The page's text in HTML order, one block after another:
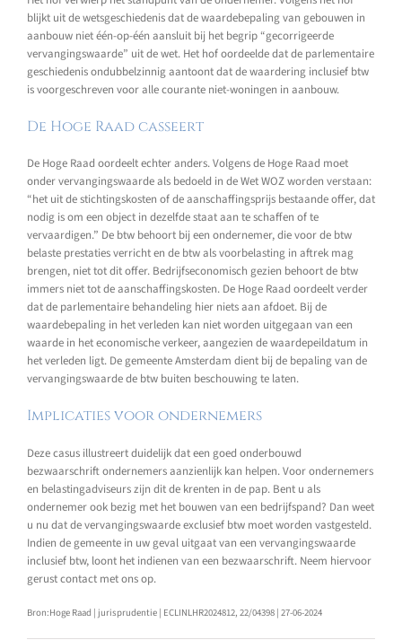
blijkt uit de wetsgeschiedenis dat de waardebepaling van gebouwen in
aanbouw niet één-op-één aansluit bij het begrip “gecorrigeerde
vervangingswaarde” uit de wet. Het hof oordeelde dat de parlementaire
geschiedenis ondubbelzinnig aantoont dat de waardering inclusief btw
is voorgeschreven voor alle courante niet-woningen in aanbouw.
De Hoge Raad casseert
De Hoge Raad oordeelt echter anders. Volgens de Hoge Raad moet
onder vervangingswaarde als bedoeld in de Wet WOZ worden verstaan:
“het uit de stichtingskosten of de aanschaffingsprijs bestaande offer, dat
nodig is om een object in dezelfde staat aan te schaffen of te
vervaardigen.” De btw behoort bij een ondernemer, die voor de btw
belaste prestaties verricht en de btw als voorbelasting in aftrek mag
brengen, niet tot dit offer. Bedrijfseconomisch gezien behoort de btw
immers niet tot de aanschaffingskosten. De Hoge Raad oordeelt verder
dat de parlementaire behandeling hier niets aan afdoet. Bij de
waardebepaling in het verleden kan niet worden uitgegaan van een
waarde in het economische verkeer, aangezien de waardepeildatum in
het verleden ligt. De gemeente Amsterdam dient bij de bepaling van de
vervangingswaarde de btw buiten beschouwing te laten.
Implicaties voor ondernemers
Deze casus illustreert duidelijk dat een goed onderbouwd
bezwaarschrift ondernemers aanzienlijk kan helpen. Voor ondernemers
en belastingadviseurs zijn dit de krenten in de pap. Bent u als
ondernemer ook bezig met het bouwen van een bedrijfspand? Dan weet
u nu dat de vervangingswaarde exclusief btw moet worden vastgesteld.
Indien de gemeente in uw geval uitgaat van een vervangingswaarde
inclusief btw, loont het indienen van een bezwaarschrift. Neem hiervoor
gerust contact met ons op.
Bron:Hoge Raad | jurisprudentie | ECLINLHR2024812, 22/04398 | 27-06-2024